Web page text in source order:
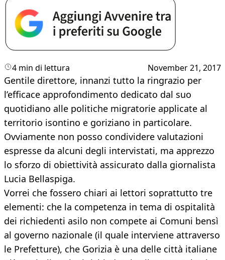
4 min di lettura November 21, 2017
Gentile direttore, innanzi tutto la ringrazio per
l’efficace approfondimento dedicato dal suo
quotidiano alle politiche migratorie applicate al
territorio isontino e goriziano in particolare.
Ovviamente non posso condividere valutazioni
espresse da alcuni degli intervistati, ma apprezzo
lo sforzo di obiettività assicurato dalla giornalista
Lucia Bellaspiga.
Vorrei che fossero chiari ai lettori soprattutto tre
elementi: che la competenza in tema di ospitalità
dei richiedenti asilo non compete ai Comuni bensì
al governo nazionale (il quale interviene attraverso
le Prefetture), che Gorizia è una delle città italiane